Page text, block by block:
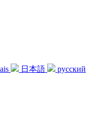
日本語
русский